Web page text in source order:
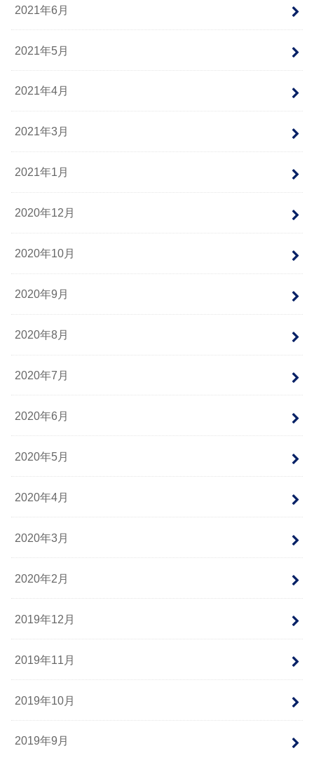
2021年6月
2021年5月
2021年4月
2021年3月
2021年1月
2020年12月
2020年10月
2020年9月
2020年8月
2020年7月
2020年6月
2020年5月
2020年4月
2020年3月
2020年2月
2019年12月
2019年11月
2019年10月
2019年9月